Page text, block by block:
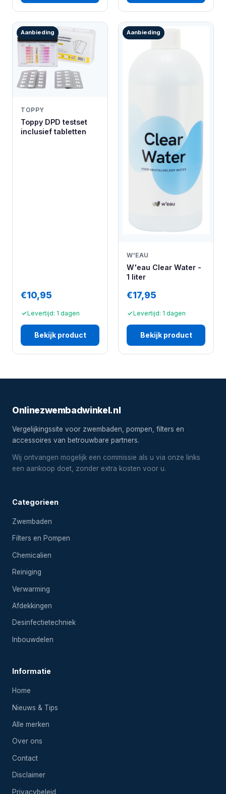
Aanbieding
TOPPY
Toppy DPD testset
inclusief tabletten
€10,95
Levertijd: 1 dagen
Bekijk product
Aanbieding
W'EAU
W'eau Clear Water -
1 liter
€17,95
Levertijd: 1 dagen
Bekijk product
Onlinezwembadwinkel.nl
Vergelijkingssite voor zwembaden, pompen, filters en
accessoires van betrouwbare partners.
Wij ontvangen mogelijk een commissie als u via onze links
een aankoop doet, zonder extra kosten voor u.
Categorieen
Zwembaden
Filters en Pompen
Chemicalien
Reiniging
Verwarming
Afdekkingen
Desinfectietechniek
Inbouwdelen
Informatie
Home
Nieuws & Tips
Alle merken
Over ons
Contact
Disclaimer
Privacybeleid